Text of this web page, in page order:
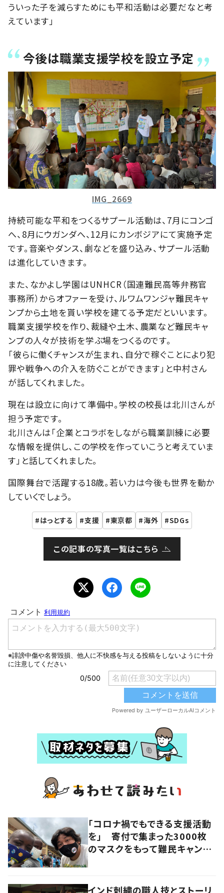
ういった子を減らすためにも平和活動は必要だなと考
えています」
今後は職業支援学校を設立予定
IMG_2669
持続可能な平和をつくるサプール活動は、7月にコンゴ
へ、8月にウガンダへ、12月にカンボジアにて実施予定
です。音楽やダンス、劇などを盛り込み、サプール活動
は進化していきます。
また、なかよし学園はUNHCR（国連難民高等弁務官
事務所）からオファーを受け、ルワムワンジャ難民キャ
ンプから土地を貰い学校を建てる予定だといいます。
職業支援学校を作り、裁縫や土木、農業など難民キャ
ンプの人々が技術を学ぶ場をつくるのです。
「彼らに働くチャンスが生まれ、自分で稼ぐことにより犯
罪や戦争への介入を防ぐことができます」と中村さん
が話してくれました。
現在は設立に向けて準備中。学校の校長は北川さんが
担う予定です。
北川さんは「企業とコラボをしながら職業訓練に必要
な情報を提供し、この学校を作っていこうと考えていま
す」と話してくれました。
国際舞台で活躍する18歳。若い力は今後も世界を動か
していくでしょう。
はっとする 支援 東京都 海外 SDGs
この記事の写真一覧はこちら
「コロナ禍でもできる支援活動
を」 寄付で集まった3000枚
のマスクをもって難民キャンプ
インド刺繍の職人技とストーリ